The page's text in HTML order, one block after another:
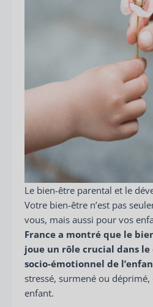
Le bien-être parental et le
Votre bien-être n’est pas
vous, mais aussi pour vos
France a montré que le
joue un rôle crucial dans
socio-émotionnel de
stressé, surmené ou
enfant.